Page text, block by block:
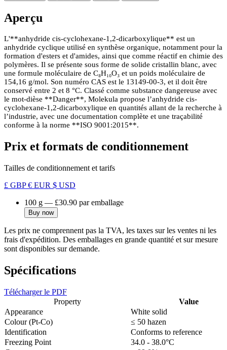
Aperçu
L'**anhydride cis-cyclohexane-1,2-dicarboxylique** est un
anhydride cyclique utilisé en synthèse organique, notamment pour la
formation d'esters et d'amides, ainsi que comme réactif en chimie des
polymères. Il se présente sous forme de solide cristallin blanc, avec
une formule moléculaire de C₈H₁₀O₃ et un poids moléculaire de
154,16 g/mol. Son numéro CAS est le 13149-00-3, et il doit être
conservé entre 2 et 8 °C. Classé comme substance dangereuse avec
le mot-dièse **Danger**, Molekula propose l’anhydride cis-
cyclohexane-1,2-dicarboxylique en quantités allant de la recherche à
l’industrie, avec une documentation complète et une traçabilité
conforme à la norme **ISO 9001:2015**.
Prix et formats de conditionnement
Tailles de conditionnement et tarifs
£ GBP€ EUR $ USD
100 g — £30.90 par emballage
Buy now
Les prix ne comprennent pas la TVA, les taxes sur les ventes ni les
frais d'expédition. Des emballages en grande quantité et sur mesure
sont disponibles sur demande.
Spécifications
Télécharger le PDF
Property
Value
Appearance
White solid
Colour (Pt-Co)
≤ 50 hazen
Identification
Conforms to reference
Freezing Point
34.0 - 38.0°C